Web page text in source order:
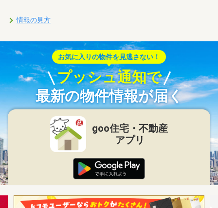
情報の見方
お気に入りの物件を見逃さない！
プッシュ通知で
最新の物件情報が届く
goo住宅・不動産
アプリ